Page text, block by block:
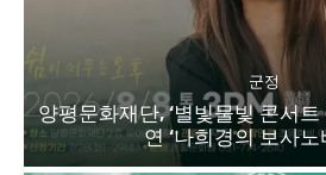
군정
양평문화재단, ‘별빛물빛 콘서
연 ‘나희경의 보사노